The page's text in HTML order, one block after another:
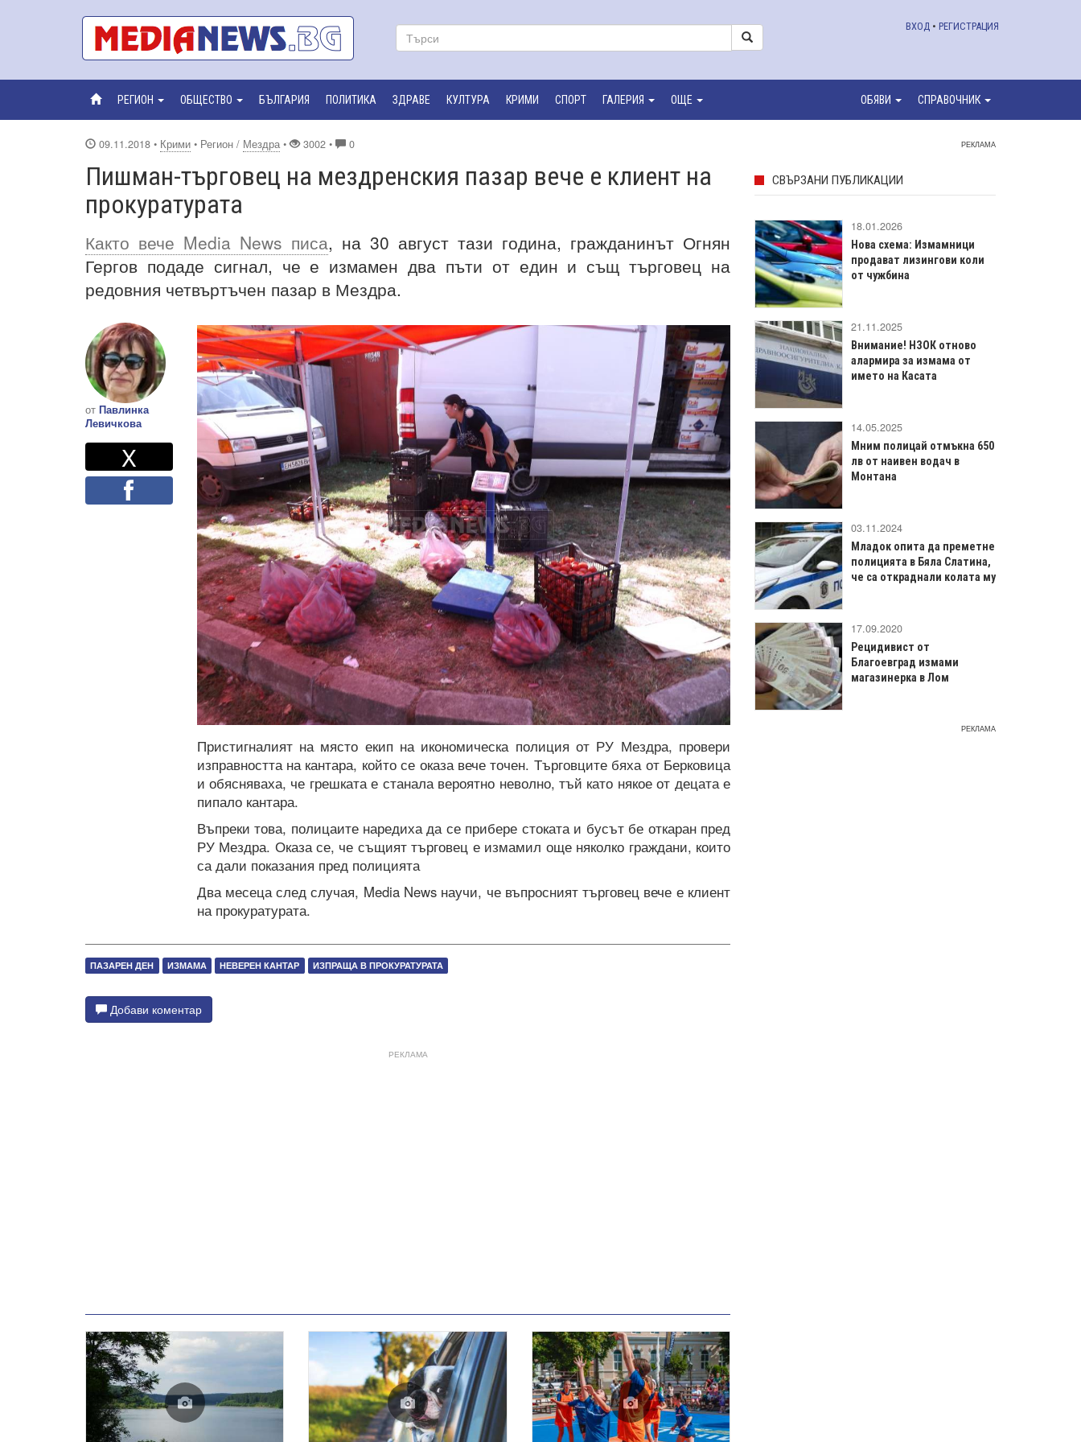
ВХОД • РЕГИСТРАЦИЯ
РЕГИОН ОБЩЕСТВО БЪЛГАРИЯ ПОЛИТИКА ЗДРАВЕ КУЛТУРА КРИМИ СПОРТ ГАЛЕРИЯ ОЩЕ ОБЯВИ СПРАВОЧНИК
09.11.2018 • Крими • Регион / Мездра • 3002 • 0
Пишман-търговец на мездренския пазар вече е клиент на
прокуратурата
Както вече Media News писа, на 30 август тази година, гражданинът Огнян
Гергов подаде сигнал, че е измамен два пъти от един и същ търговец на
редовния четвъртъчен пазар в Мездра.
от Павлинка
Левичкова
Споделете
XTwitter
Facebook
Пристигналият на място екип на икономическа полиция от РУ Мездра, провери
изправността на кантара, който се оказа вече точен. Търговците бяха от Берковица
и обясняваха, че грешката е станала вероятно неволно, тъй като някое от децата е
пипало кантара.
Въпреки това, полицаите наредиха да се прибере стоката и бусът бе откаран пред
РУ Мездра. Оказа се, че същият търговец е измамил още няколко граждани, които
са дали показания пред полицията
Два месеца след случая, Media News научи, че въпросният търговец вече е клиент
на прокуратурата.
ПАЗАРЕН ДЕН ИЗМАМА НЕВЕРЕН КАНТАР ИЗПРАЩА В ПРОКУРАТУРАТА
Добави коментар
РЕКЛАМА
РЕКЛАМА
СВЪРЗАНИ ПУБЛИКАЦИИ
18.01.2026
Нова схема: Измамници
продават лизингови коли
от чужбина
21.11.2025
Внимание! НЗОК отново
алармира за измама от
името на Касата
14.05.2025
Мним полицай отмъкна 650
лв от наивен водач в
Монтана
03.11.2024
Младок опита да преметне
полицията в Бяла Слатина,
че са откраднали колата му
17.09.2020
Рецидивист от
Благоевград измами
магазинерка в Лом
РЕКЛАМА